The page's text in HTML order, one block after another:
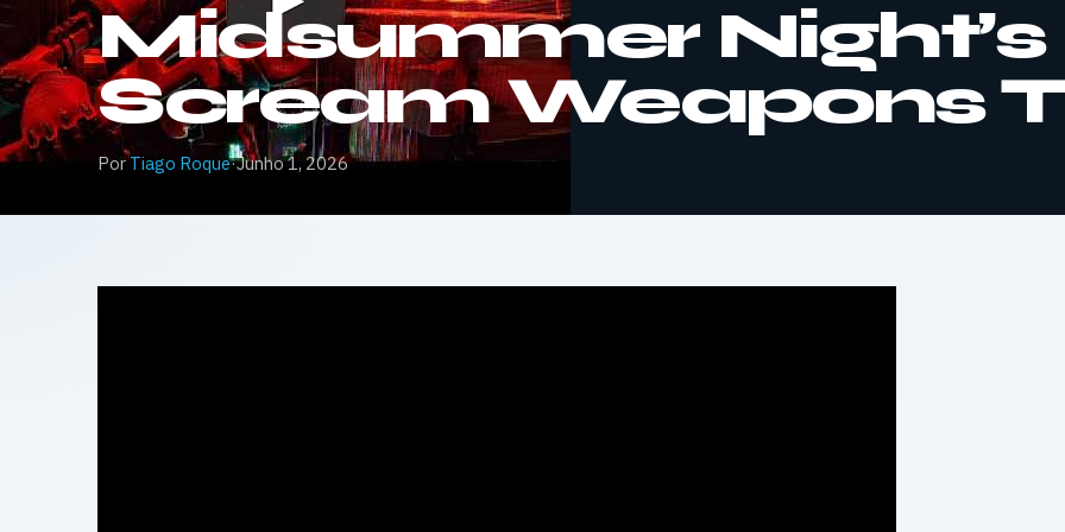
Midsummer Night’s
Scream Weapons
PorTiago Roque·Junho 1, 2026